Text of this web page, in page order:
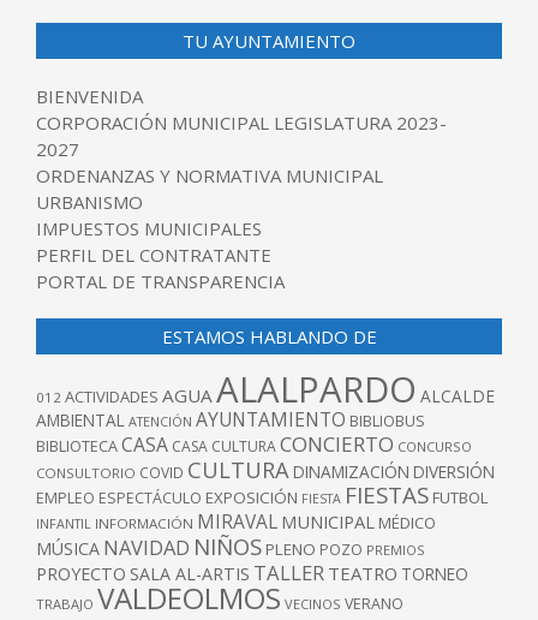
TU AYUNTAMIENTO
BIENVENIDA
CORPORACIÓN MUNICIPAL LEGISLATURA 2023-
2027
ORDENANZAS Y NORMATIVA MUNICIPAL
URBANISMO
IMPUESTOS MUNICIPALES
PERFIL DEL CONTRATANTE
PORTAL DE TRANSPARENCIA
ESTAMOS HABLANDO DE
012 ACTIVIDADES AGUAALALPARDO ALCALDE
AMBIENTAL ATENCIÓN AYUNTAMIENTO BIBLIOBUS
BIBLIOTECACASA CASA CULTURACONCIERTO CONCURSO
CONSULTORIO COVID CULTURA DINAMIZACIÓN DIVERSIÓN
EMPLEO ESPECTÁCULO EXPOSICIÓN FIESTA FIESTAS FUTBOL
INFANTIL INFORMACIÓN MIRAVAL MUNICIPAL MÉDICO
MÚSICA NAVIDAD NIÑOS PLENO POZO PREMIOS
PROYECTO SALA AL-ARTIS TALLER TEATRO TORNEO
TRABAJO VALDEOLMOS VECINOS VERANO